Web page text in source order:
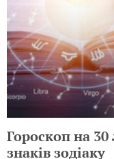
Гороскоп на 30
знаків зодіаку